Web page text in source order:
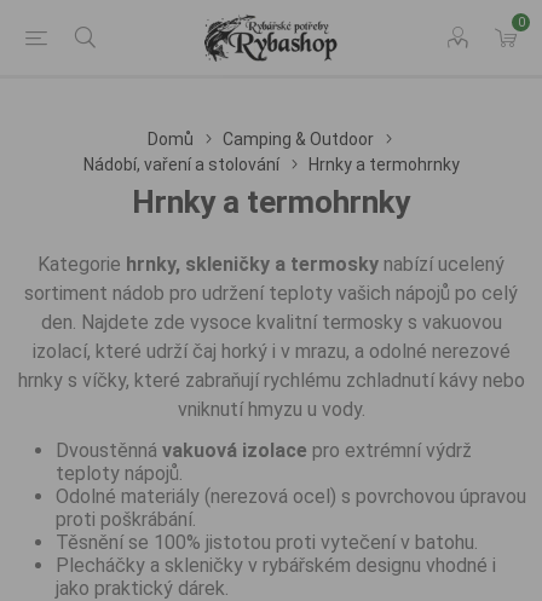
0
Domů
Camping & Outdoor
Nádobí, vaření a stolování
Hrnky a termohrnky
Hrnky a termohrnky
Kategorie hrnky, skleničky a termosky nabízí ucelený
sortiment nádob pro udržení teploty vašich nápojů po celý
den. Najdete zde vysoce kvalitní termosky s vakuovou
izolací, které udrží čaj horký i v mrazu, a odolné nerezové
hrnky s víčky, které zabraňují rychlému zchladnutí kávy nebo
vniknutí hmyzu u vody.
Dvoustěnná vakuová izolace pro extrémní výdrž
teploty nápojů.
Odolné materiály (nerezová ocel) s povrchovou úpravou
proti poškrábání.
Těsnění se 100% jistotou proti vytečení v batohu.
Plecháčky a skleničky v rybářském designu vhodné i
jako praktický dárek.